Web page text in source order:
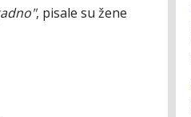
, pisale su žene